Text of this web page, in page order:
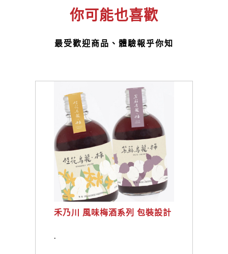
你可能也喜歡
最受歡迎商品、體驗報乎你知
禾乃川 風味梅酒系列 包裝設計
.